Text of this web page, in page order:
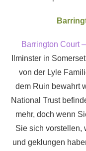
Barrington Court
Ilminster in
von der Lyle
dem Ruin bewahrt
National Trust
mehr, doch wenn
Sie sich vorstellen,
und geklungen